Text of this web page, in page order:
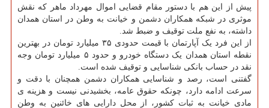
پیش از این هم با دستور مقام قضایی اموال مهرداد ماهر که نقش
موثری در شبکه همکاران دشمن و خیانت به وطن در استان همدان
داشته، به نفع ملت توقیف و ضبط شد.
از این فرد یک آپارتمان با قیمت حدودی ۳۵ میلیارد تومان در بهترین
نقطه استان همدان یک دستگاه خودرو و حدود ۵ میلیارد تومان وجه
نقد در حساب بانکی شناسایی و توقیف شده است.
گفتنی است، رصد و شناسایی همکاران دشمن همچنان با دقت و
سرعت ادامه دارد، چونکه حقوق عامه، بخشیدنی نیست و هزینه ی
مادی خیانت به ثبات کشور، از محل دارایی های خائنین به وطن